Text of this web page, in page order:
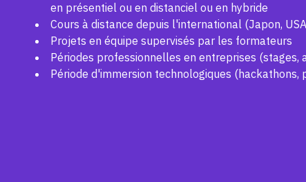
en présentiel ou en distanciel ou en hybride
Cours à distance depuis l'international (Japon,
Projets en équipe supervisés par les formateurs
Périodes professionnelles en entreprises (stages,
Période d'immersion technologiques (hackathons,